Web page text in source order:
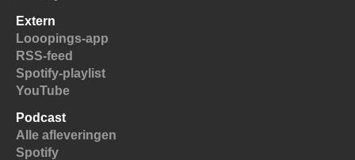
Extern
Looopings-app
RSS-feed
Spotify-playlist
YouTube
Podcast
Alle afleveringen
Spotify